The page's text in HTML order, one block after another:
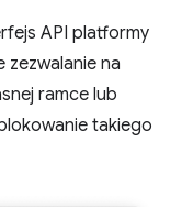
API platformy
zezwalanie na
ramce lub
takiego